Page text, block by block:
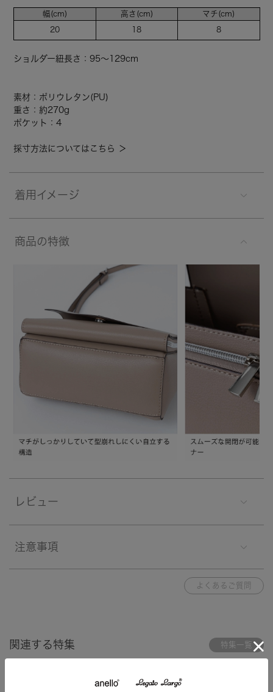
幅(cm)
20
高さ(cm)
18
マチ(cm)
8
ショルダー紐長さ：95～129cm
素材：ポリウレタン(PU)
重さ：約270g
ポケット：4
採寸方法についてはこちら ＞
着用イメージ
商品の特徴
レビュー
注意事項
よくあるご質問
関連する特集 特集一覧